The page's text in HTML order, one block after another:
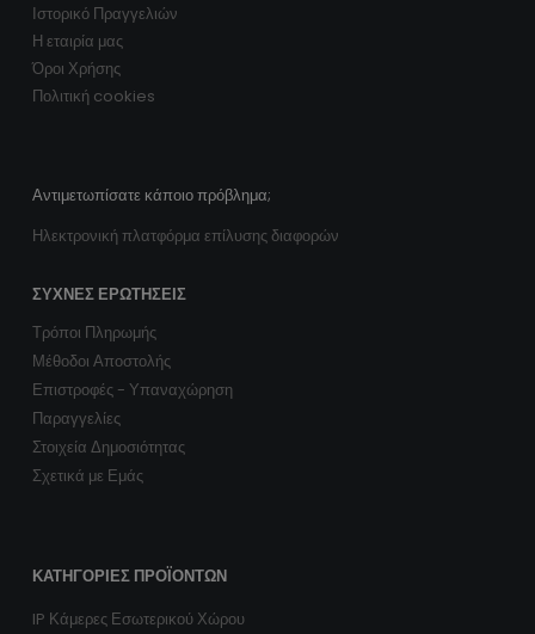
Ιστορικό Πραγγελιών
Η εταιρία μας
Όροι Χρήσης
Πολιτική cookies
Αντιμετωπίσατε κάποιο πρόβλημα;
Ηλεκτρονική πλατφόρμα επίλυσης διαφορών
ΣΥΧΝΈΣ ΕΡΩΤΉΣΕΙΣ
Τρόποι Πληρωμής
Μέθοδοι Αποστολής
Επιστροφές - Υπαναχώρηση
Παραγγελίες
Στοιχεία Δημοσιότητας
Σχετικά με Εμάς
ΚΑΤΗΓΟΡΊΕΣ ΠΡΟΪΌΝΤΩΝ
IP Κάμερες Εσωτερικού Χώρου